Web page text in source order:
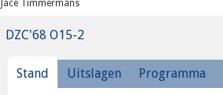
Jace Timmermans
DZC'68 O15-2
Stand Uitslagen Programma